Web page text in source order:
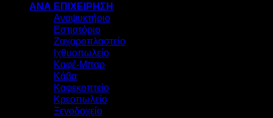
ΑΝΑ ΕΠΙΧΕΙΡΗΣΗ
Αναψυκτήριο
Εστιατόριο
Ζαχαροπλαστείο
Ιχθυοπωλείο
Καφέ-Μπαρ
Κάβα
Καφεκοπτείο
Κρεοπωλείο
Ξενοδοχείο